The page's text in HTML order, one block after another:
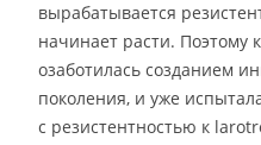
вырабатывается
начинает расти. Поэтому
озаботилась созданием
поколения, и уже
с резистентностью к